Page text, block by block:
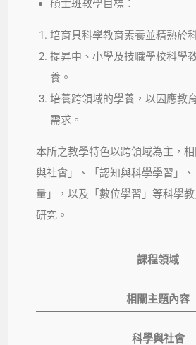
碩士班教學目標：
培育具科學教育素養並精熟於
提昇中、小學及技職學校科學
養。
培養跨領域的學養，以因應教
需求。
本所之教學特色以跨領域為主，
與社會」、「認知與科學學習」
量」，以及「數位學習」等科學
研究。
課程領域
相關主題內容
科學與社會